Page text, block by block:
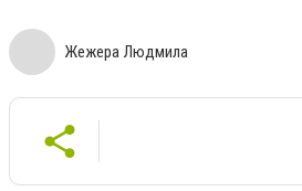
Жежера Людмила